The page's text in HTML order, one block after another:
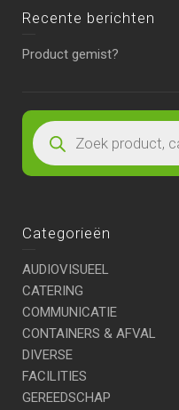
Recente berichten
Product gemist?
Categorieën
AUDIOVISUEEL
CATERING
COMMUNICATIE
CONTAINERS & AFVAL
DIVERSE
FACILITIES
GEREEDSCHAP